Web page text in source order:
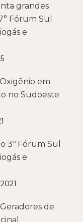
grandes
Fórum Sul
e
em
no Sudoeste
3º Fórum Sul
e
de